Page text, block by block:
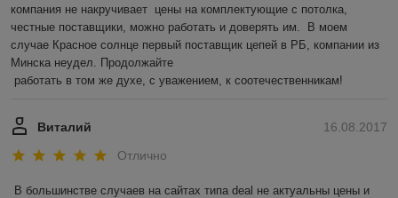
компания не накручивает  цены на комплектующие с потолка,
честные поставщики, можно работать и доверять им.  В моем
случае Красное солнце первый поставщик цепей в РБ, компании из
Минска неудел. Продолжайте
работать в том же духе, с уважением, к соотечественникам!
16.08.2017
Виталий
Отлично
В большинстве случаев на сайтах типа deal не актуальны цены и